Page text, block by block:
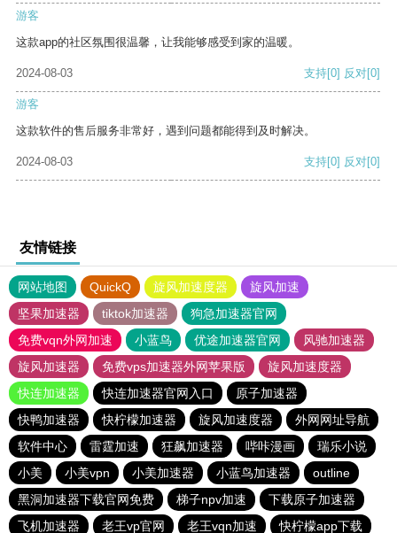
游客
这款app的社区氛围很温馨，让我能够感受到家的温暖。
2024-08-03 支持[0] 反对[0]
游客
这款软件的售后服务非常好，遇到问题都能得到及时解决。
2024-08-03 支持[0] 反对[0]
友情链接
网站地图 QuickQ 旋风加速度器
旋风加速
坚果加速器
tiktok加速器
狗急加速器官网
免费vqn外网加速
小蓝鸟 优途加速器官网
风驰加速器
旋风加速器
免费vps加速器外网苹果版
旋风加速度器
快连加速器
快连加速器官网入口
原子加速器
快鸭加速器
快柠檬加速器 旋风加速度器
外网网址导航
软件中心
雷霆加速 狂飙加速器 哔咔漫画
瑞乐小说
小美
小美vpn 小美加速器 小蓝鸟加速器
outline
黑洞加速器下载官网免费
梯子npv加速
下载原子加速器
飞机加速器
老王vp官网 老王vqn加速 快柠檬app下载